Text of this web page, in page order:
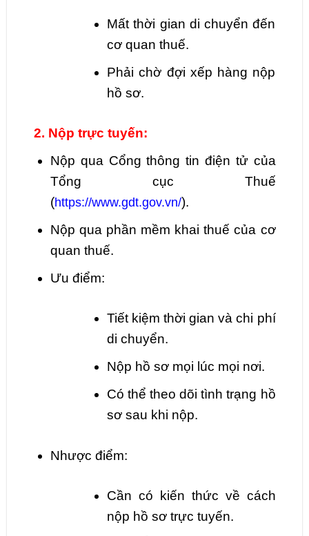
Mất thời gian di chuyển đến
cơ quan thuế.
Phải chờ đợi xếp hàng nộp
hồ sơ.
2. Nộp trực tuyến:
Nộp qua Cổng thông tin điện tử của
Tổng cục Thuế
(https://www.gdt.gov.vn/).
Nộp qua phần mềm khai thuế của cơ
quan thuế.
Ưu điểm:
Tiết kiệm thời gian và chi phí
di chuyển.
Nộp hồ sơ mọi lúc mọi nơi.
Có thể theo dõi tình trạng hồ
sơ sau khi nộp.
Nhược điểm:
Cần có kiến thức về cách
nộp hồ sơ trực tuyến.